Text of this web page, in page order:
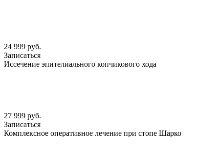
24 999 руб.
Записаться
Иссечение эпителиального копчикового хода
27 999 руб.
Записаться
Комплексное оперативное лечение при стопе Шарко